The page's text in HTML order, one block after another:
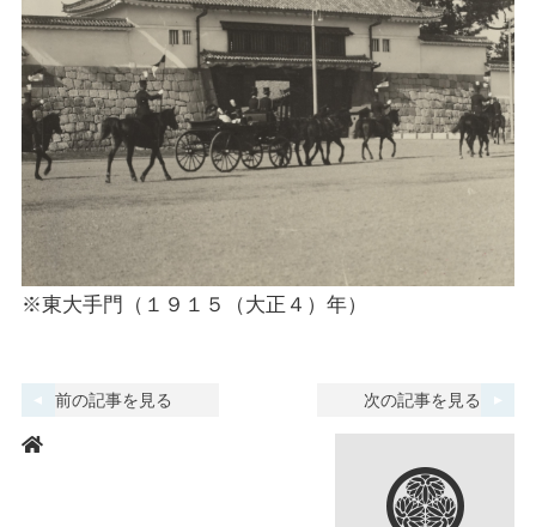
※東大手門（１９１５（大正４）年）
前の記事を見る 次の記事を見る